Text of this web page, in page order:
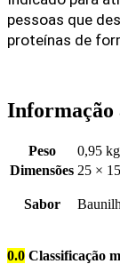
pessoas que
proteínas de
Informação
Peso
0,95 kg
Dimensões 25 ×
Sabor
0.0 Classificação